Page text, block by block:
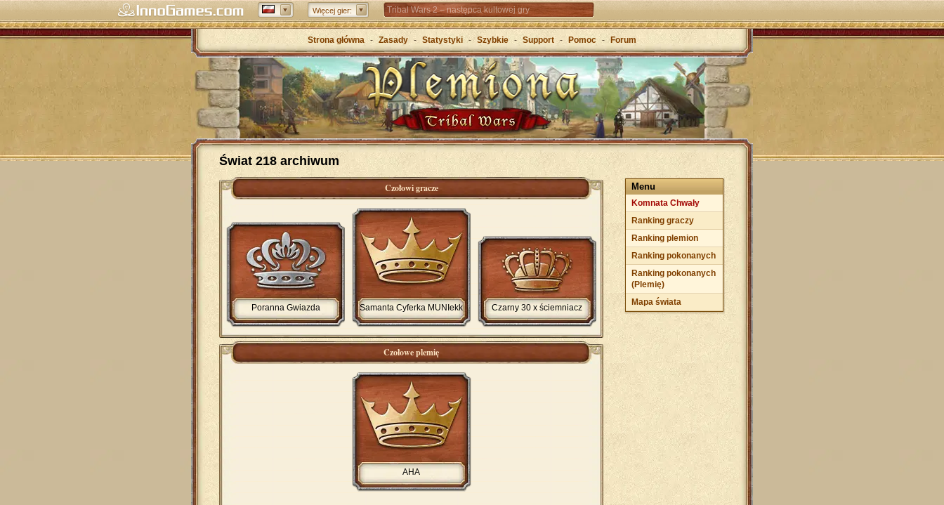
Więcej gier: Tribal Wars 2 – następca kultowej gry
Forge of Empires – Strategia o epokach cywilizacji
Grepolis – Wznieś imperium w antycznej Grecji
Strona główna - Zasady - Statystyki - Szybkie - Support - Pomoc - Forum
Świat 218 archiwum
Menu
Komnata Chwały
Ranking graczy
Ranking plemion
Ranking pokonanych
Ranking pokonanych
(Plemię)
Mapa świata
Czołowi gracze
Samanta Cyferka MUNIekk
Poranna Gwiazda Czarny 30 x ściemniacz
Czołowe plemię
AHA